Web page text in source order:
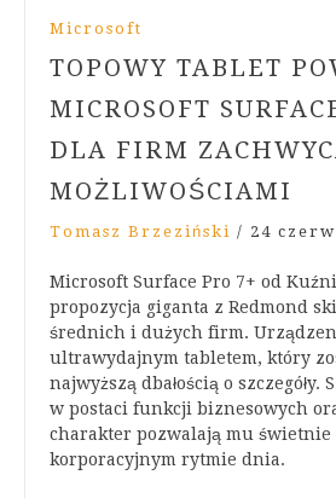
Microsoft
TOPOWY TABLET
MICROSOFT
DLA FIRM
MOŻLIWOŚCIAMI
Tomasz Brzeziński / 24
Microsoft Surface Pro 7+ od
propozycja giganta z Redmond
średnich i dużych firm.
ultrawydajnym tabletem, który
najwyższą dbałością o szczegóły.
w postaci funkcji biznesowych
charakter pozwalają mu świetnie
korporacyjnym rytmie dnia.